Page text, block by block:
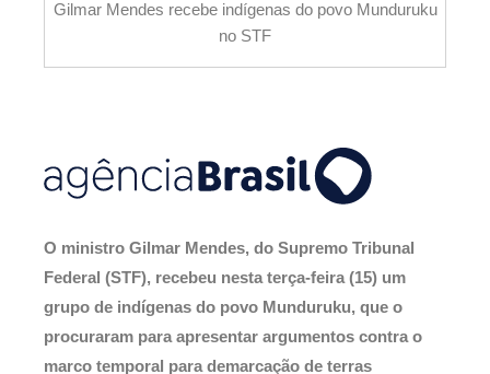
Gilmar Mendes recebe indígenas do povo Munduruku
no STF
O ministro Gilmar Mendes, do Supremo Tribunal
Federal (STF), recebeu nesta terça-feira (15) um
grupo de indígenas do povo Munduruku, que o
procuraram para apresentar argumentos contra o
marco temporal para demarcação de terras